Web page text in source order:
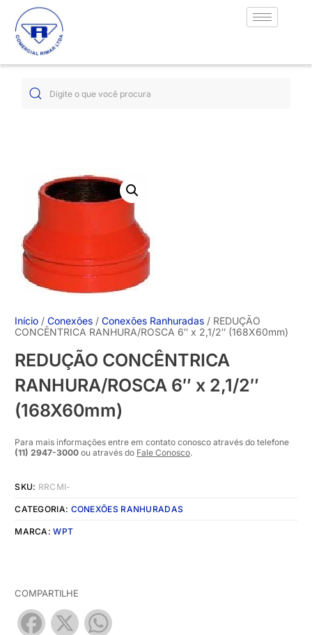
Início /Conexões /Conexões Ranhuradas / REDUÇÃO
CONCÊNTRICA RANHURA/ROSCA 6″ x 2,1/2″ (168X60mm)
REDUÇÃO CONCÊNTRICA
RANHURA/ROSCA 6″ x 2,1/2″
(168X60mm)
Para mais informações entre em contato conosco através do telefone
(11) 2947-3000 ou através do Fale Conosco.
SKU: RRCMI-
CATEGORIA: CONEXÕES RANHURADAS
MARCA:WPT
COMPARTILHE
Facebook
X